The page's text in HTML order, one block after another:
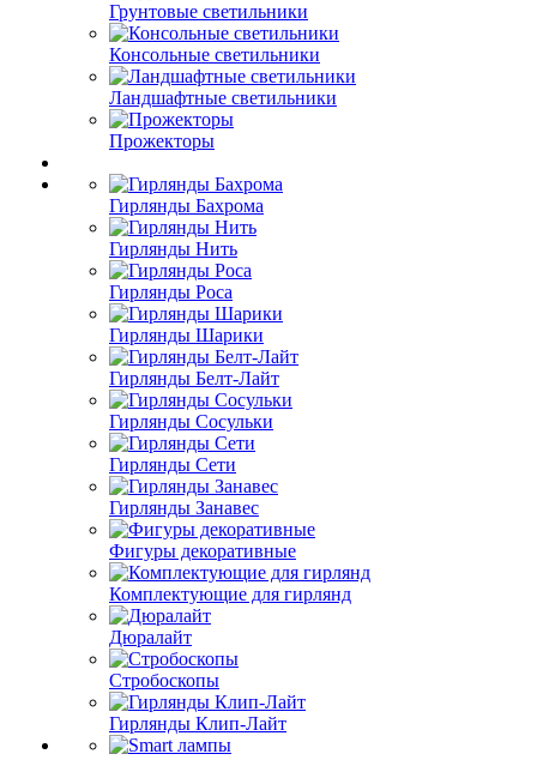
Грунтовые светильники
Консольные светильники
Ландшафтные светильники
Прожекторы
Гирлянды Бахрома
Гирлянды Нить
Гирлянды Роса
Гирлянды Шарики
Гирлянды Белт-Лайт
Гирлянды Сосульки
Гирлянды Сети
Гирлянды Занавес
Фигуры декоративные
Комплектующие для гирлянд
Дюралайт
Стробоскопы
Гирлянды Клип-Лайт